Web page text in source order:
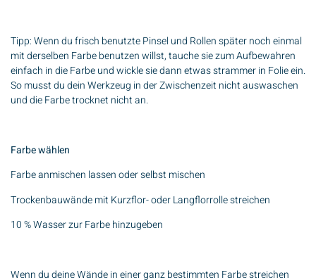
Tipp: Wenn du frisch benutzte Pinsel und Rollen später noch einmal
mit derselben Farbe benutzen willst, tauche sie zum Aufbewahren
einfach in die Farbe und wickle sie dann etwas strammer in Folie ein.
So musst du dein Werkzeug in der Zwischenzeit nicht auswaschen
und die Farbe trocknet nicht an.
Farbe wählen
Farbe anmischen lassen oder selbst mischen
Trockenbauwände mit Kurzflor- oder Langflorrolle streichen
10 % Wasser zur Farbe hinzugeben
Wenn du deine Wände in einer ganz bestimmten Farbe streichen